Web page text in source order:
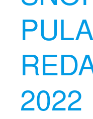
2022